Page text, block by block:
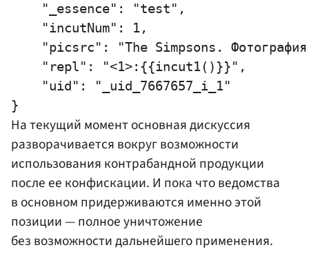
    "_essence": "test",
    "incutNum": 1,
"picsrc": "The Simpsons.
    "repl": "<1>:{{incut1()}}",
    "uid": "_uid_7667657_i_1"
На текущий момент основная дискуссия
разворачивается вокруг возможности
использования контрабандной продукции
после ее конфискации. И пока что ведомства
в основном придерживаются именно этой
позиции — полное уничтожение
без возможности дальнейшего применения.